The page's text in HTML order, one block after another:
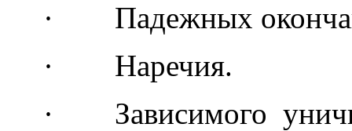
·
Падежных
·
Наречия.
·
Зависимого